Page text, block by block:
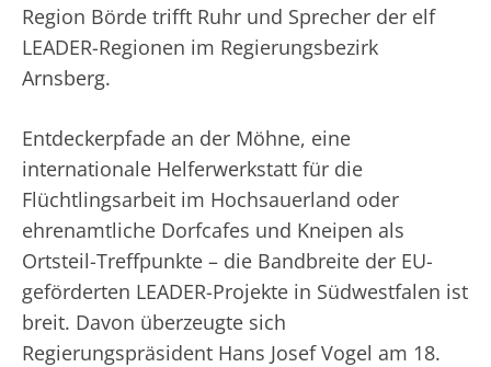
Region Börde trifft Ruhr und Sprecher der elf
LEADER-Regionen im Regierungsbezirk
Arnsberg.
Entdeckerpfade an der Möhne, eine
internationale Helferwerkstatt für die
Flüchtlingsarbeit im Hochsauerland oder
ehrenamtliche Dorfcafes und Kneipen als
Ortsteil-Treffpunkte – die Bandbreite der EU-
geförderten LEADER-Projekte in Südwestfalen ist
breit. Davon überzeugte sich
Regierungspräsident Hans Josef Vogel am 18.